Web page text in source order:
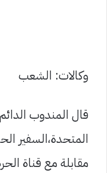
وكالات: الشعب
قال المندوب
المتحدة،السفير
مقابلة مع قناة